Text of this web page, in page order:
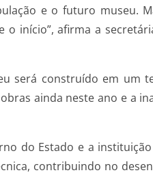
e o futuro museu.
início”, afirma a
será construído em um
ainda neste ano e a
do Estado e a
contribuindo no